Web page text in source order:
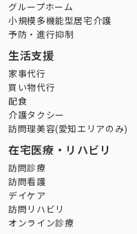
グループホーム
小規模多機能型居宅介護
予防・進行抑制
生活支援
家事代行
買い物代行
配食
介護タクシー
訪問理美容(愛知エリアのみ)
在宅医療・リハビリ
訪問診療
訪問看護
デイケア
訪問リハビリ
オンライン診療